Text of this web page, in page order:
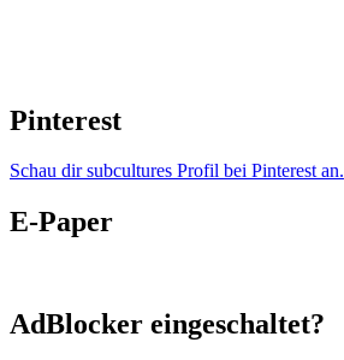
Pinterest
Schau dir subcultures Profil bei Pinterest an.
E-Paper
AdBlocker eingeschaltet?